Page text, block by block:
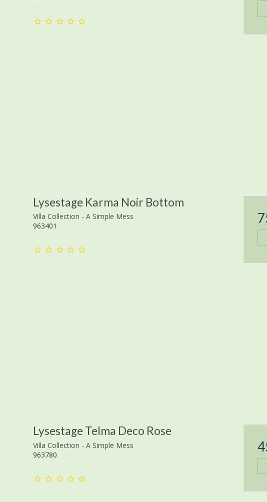
Lysestage Karma Noir Bottom
Villa Collection - A Simple Mess
963401
Lysestage Telma Deco Rose
Villa Collection - A Simple Mess
963780